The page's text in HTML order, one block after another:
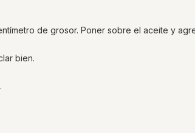
de grosor. Poner sobre el aceite y
bien.